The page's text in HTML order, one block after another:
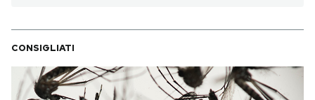
I MIEI PREFERITI
SHOP
CONSIGLIATI